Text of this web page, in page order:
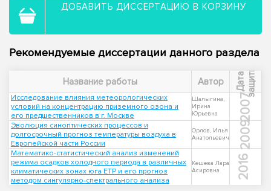
ДОБАВИТЬ ДИССЕРТАЦИЮ В КОРЗИНУ
Рекомендуемые диссертации данного раздела
Название работы Автор Д
а
т
а
з
а
щ
и
т ы
Исследование влияния метеорологических
условий на концентрацию приземного озона и
его предшественников в г. Москве
Шалыгина,
Ирина
Юрьевна
2007
Эволюция синоптических процессов и
долгосрочный прогноз температуры воздуха в
Европейской части России
Орлов, Илья
Анатольевич
2009
Математико-статистический анализ изменений
режима осадков холодного периода в различных
климатических зонах юга ЕТР и его прогноз
методом сингулярно-спектрального анализа
Кешева Лара
Асировна
2016